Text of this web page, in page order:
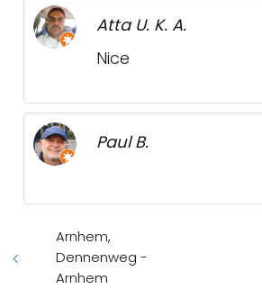
Atta U. K. A.
Nice
Paul B.
Arnhem,
Dennenweg -
Arnhem